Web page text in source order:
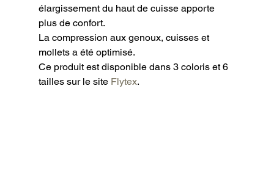
élargissement du haut de cuisse apporte
plus de confort.
La compression aux genoux, cuisses et
mollets a été optimisé.
Ce produit est disponible dans 3 coloris et 6
tailles sur le site Flytex.